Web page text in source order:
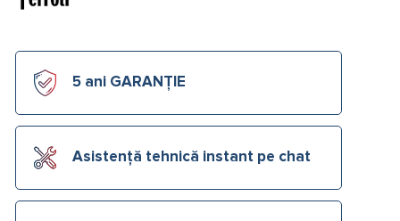
5 ani GARANȚIE
Asistență tehnică instant pe chat